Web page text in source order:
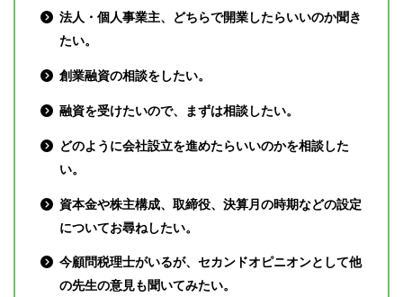
法人・個人事業主、どちらで開業したらいいのか聞き
たい。
創業融資の相談をしたい。
融資を受けたいので、まずは相談したい。
どのように会社設立を進めたらいいのかを相談した
い。
資本金や株主構成、取締役、決算月の時期などの設定
についてお尋ねしたい。
今顧問税理士がいるが、セカンドオピニオンとして他
の先生の意見も聞いてみたい。